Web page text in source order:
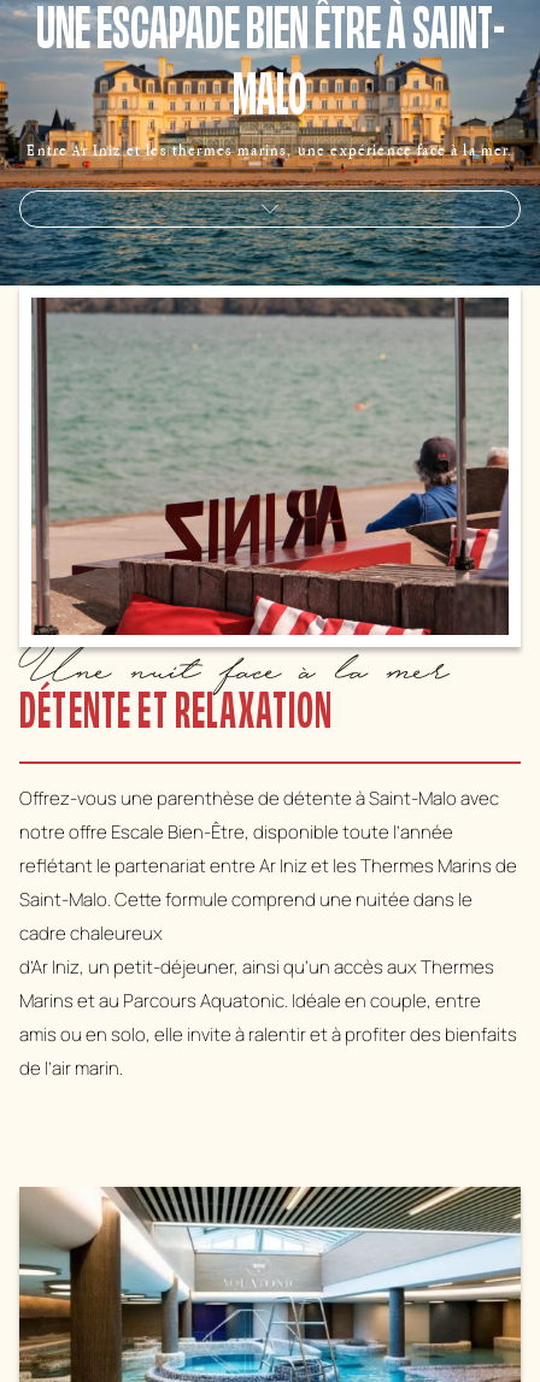
UNE ESCAPADE BIEN ÊTRE À SAINT-
MALO
Entre Ar Iniz et les thermes marins, une expérience face à la mer.
Une nuit face à la mer
DÉTENTE ET RELAXATION
Offrez-vous une parenthèse de détente à Saint-Malo avec
notre offre Escale Bien-Être, disponible toute l’année
reflétant le partenariat entre Ar Iniz et les Thermes Marins de
Saint-Malo. Cette formule comprend une nuitée dans le
cadre chaleureux
d’Ar Iniz, un petit-déjeuner, ainsi qu’un accès aux Thermes
Marins et au Parcours Aquatonic. Idéale en couple, entre
amis ou en solo, elle invite à ralentir et à profiter des bienfaits
de l’air marin.